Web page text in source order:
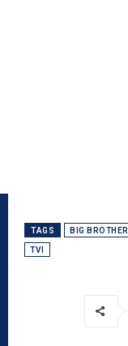
TAGS BIG BROTHER
TVI